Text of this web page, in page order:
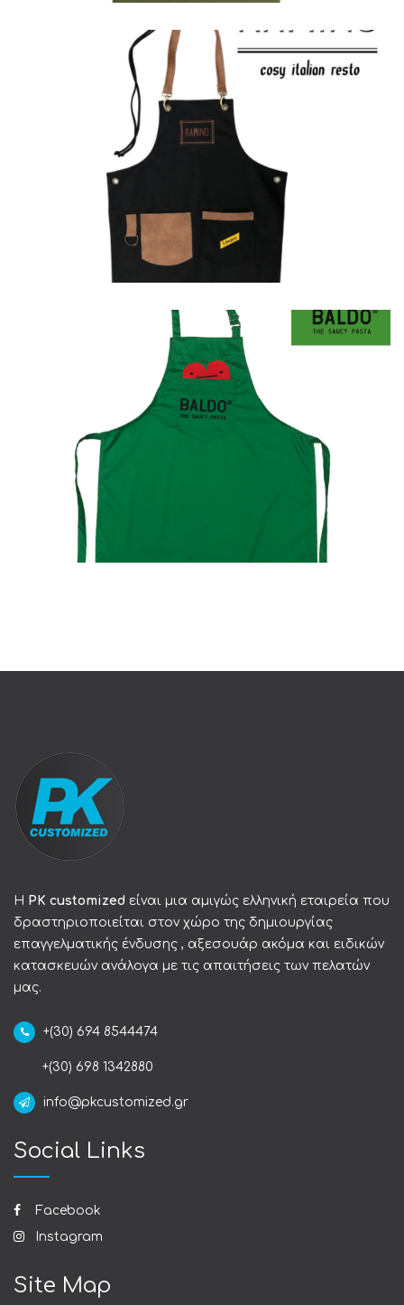
Η PK customized είναι μια αμιγώς ελληνική εταιρεία που
δραστηριοποιείται στον χώρο της δημιουργίας
επαγγελματικής ένδυσης , αξεσουάρ ακόμα και ειδικών
κατασκευών ανάλογα με τις απαιτήσεις των πελατών
μας.
+(30) 694 8544474
+(30) 698 1342880
info@pkcustomized.gr
Social Links
Facebook
Instagram
Site Map